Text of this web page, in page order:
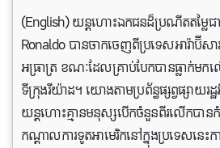
(English) យន្តហោះឯកជនដ៏ប្រណីតតម្លៃ
Ronaldo បានចាកចេញពីប្រទេសអារ៉ាប៊ី
អធ្រាត្រ ខណៈដែលគ្រាប់បែកបានធ្លាក់មក
ទីក្រុងរីយ៉ាដ។ យោងតាមប្រព័ន្ធផ្សព្វផ្សាយរ
យន្តហោះគ្មានមនុស្សបើកចំនួនពីរលើកប
កណ្តាលការទូតអាមេរិកនៅក្នុងប្រទេសន